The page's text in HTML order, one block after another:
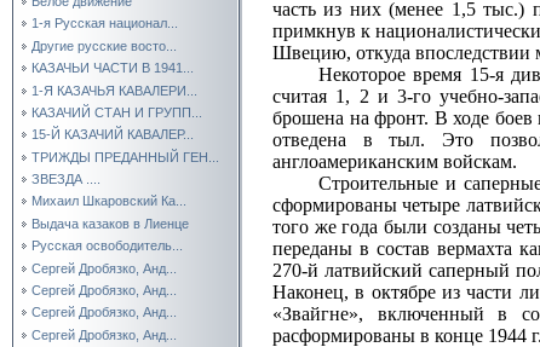
1-я Русская национал...
Другие русские восто...
КАЗАЧЬИ ЧАСТИ В 1941...
1-Я КАЗАЧЬЯ КАВАЛЕРИ...
КАЗАЧИЙ СТАН И ГРУПП...
15-Й КАЗАЧИЙ КАВАЛЕР...
ТРИЖДЫ ПРЕДАННЫЙ ГЕН...
ЗВЕЗДА ....
Михаил Шкаровский Ка...
Выдача казаков в Лиенце
Русская освободитель...
Сергей Дробязко, Анд...
Сергей Дробязко, Анд...
Сергей Дробязко, Анд...
Сергей Дробязко, Анд...
часть из них (менее 1,5 тыс.)
примкнув к
Швецию, откуда
Некоторое время 15‑я
считая 1, 2 и 3‑го
брошена на фронт. В ходе
отведена в тыл. Это
англоамериканским войскам.
Строительные и
сформированы четыре
того же года были созданы
переданы в состав вермахта
270‑й латвийский саперный
Наконец, в октябре из части
«Звайгне», включенный в
расформированы в конце 1944 г.